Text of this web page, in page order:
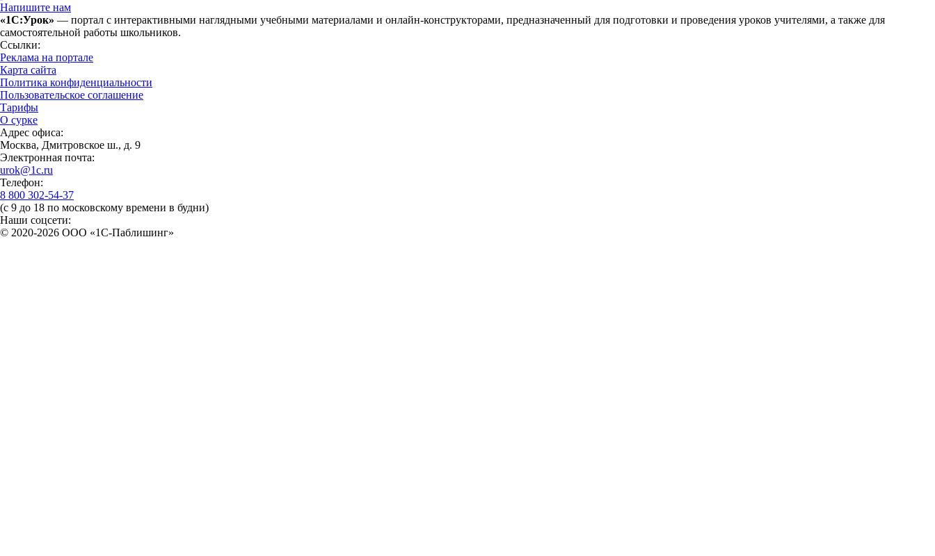
Напишите нам
«1С:Урок» — портал с интерактивными наглядными учебными материалами и онлайн-конструкторами, предназначенный для подготовки и проведения уроков учителями, а также для
самостоятельной работы школьников.
Ссылки:
Реклама на портале
Карта сайта
Политика конфиденциальности
Пользовательское соглашение
Тарифы
О сурке
Адрес офиса:
Москва, Дмитровское ш., д. 9
Электронная почта:
urok@1c.ru
Телефон:
8 800 302-54-37
(с 9 до 18 по московскому времени в будни)
Наши соцсети:
© 2020-2026 OOO «1С-Паблишинг»